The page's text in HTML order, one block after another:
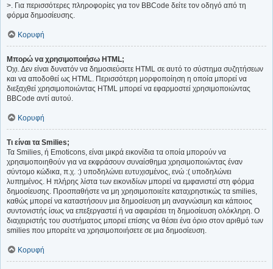
>. Για περισσότερες πληροφορίες για τον BBCode δείτε τον οδηγό από τη
φόρμα δημοσίευσης.
Κορυφή
Μπορώ να χρησιμοποιήσω HTML;
Όχι. Δεν είναι δυνατόν να δημοσιεύσετε HTML σε αυτό το σύστημα συζητήσεων
και να αποδοθεί ως HTML. Περισσότερη μορφοποίηση η οποία μπορεί να
διεξαχθεί χρησιμοποιώντας HTML μπορεί να εφαρμοστεί χρησιμοποιώντας
BBCode αντί αυτού.
Κορυφή
Τι είναι τα Smilies;
Τα Smilies, ή Emoticons, είναι μικρά εικονίδια τα οποία μπορούν να
χρησιμοποιηθούν για να εκφράσουν συναίσθημα χρησιμοποιώντας έναν
σύντομο κώδικα, π.χ. :) υποδηλώνει ευτυχισμένος, ενώ :( υποδηλώνει
λυπημένος. Η πλήρης λίστα των εικονιδίων μπορεί να εμφανιστεί στη φόρμα
δημοσίευσης. Προσπαθήστε να μη χρησιμοποιείτε καταχρηστικώς τα smilies,
καθώς μπορεί να καταστήσουν μια δημοσίευση μη αναγνώσιμη και κάποιος
συντονιστής ίσως να επεξεργαστεί ή να αφαιρέσει τη δημοσίευση ολόκληρη. Ο
διαχειριστής του συστήματος μπορεί επίσης να θέσει ένα όριο στον αριθμό των
smilies που μπορείτε να χρησιμοποιήσετε σε μια δημοσίευση.
Κορυφή